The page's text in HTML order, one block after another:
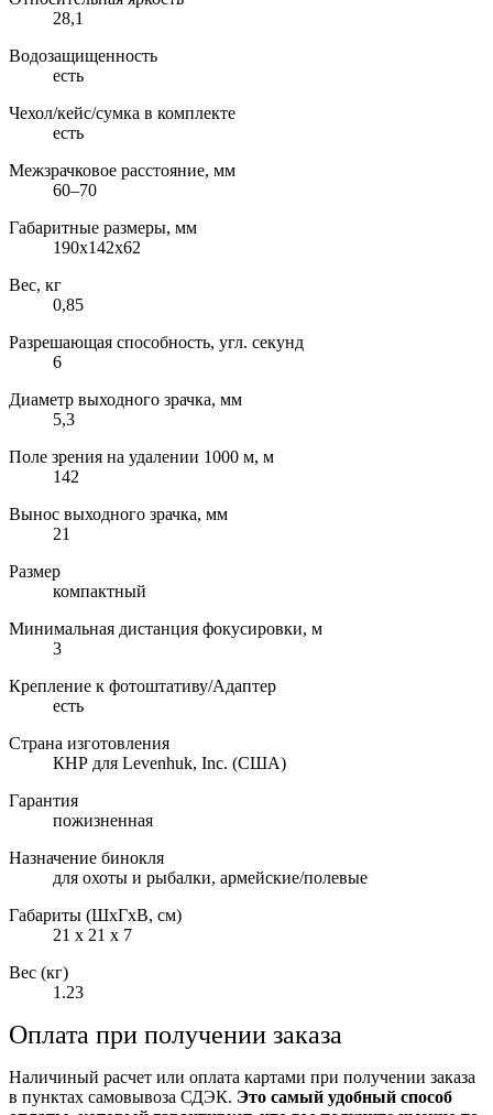
28,1
Водозащищенность
есть
Чехол/кейс/сумка в комплекте
есть
Межзрачковое расстояние, мм
60–70
Габаритные размеры, мм
190x142x62
Вес, кг
0,85
Разрешающая способность, угл. секунд
6
Диаметр выходного зрачка, мм
5,3
Поле зрения на удалении 1000 м, м
142
Вынос выходного зрачка, мм
21
Размер
компактный
Минимальная дистанция фокусировки, м
3
Крепление к фотоштативу/Адаптер
есть
Страна изготовления
КНР для Levenhuk, Inc. (США)
Гарантия
пожизненная
Назначение бинокля
для охоты и рыбалки, армейские/полевые
Габариты (ШxГxВ, см)
21 x 21 x 7
Вес (кг)
1.23
Оплата при получении заказа
Наличиный расчет или оплата картами при получении заказа
в пунктах самовывоза СДЭК. Это самый удобный способ